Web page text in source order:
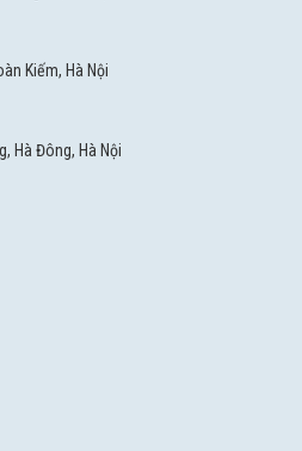
Kiếm, Hà Nội
Hà Đông, Hà Nội